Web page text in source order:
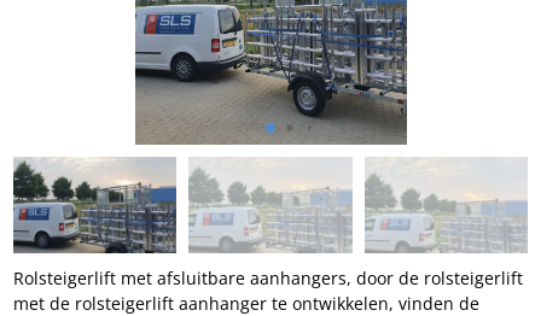
Rolsteigerlift met afsluitbare aanhangers, door de rolsteigerlift
met de rolsteigerlift aanhanger te ontwikkelen, vinden de